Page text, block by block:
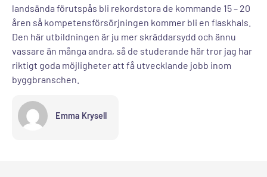
landsända förutspås bli rekordstora de kommande 15 – 20
åren så kompetensförsörjningen kommer bli en flaskhals.
Den här utbildningen är ju mer skräddarsydd och ännu
vassare än många andra, så de studerande här tror jag har
riktigt goda möjligheter att få utvecklande jobb inom
byggbranschen.
Emma Krysell